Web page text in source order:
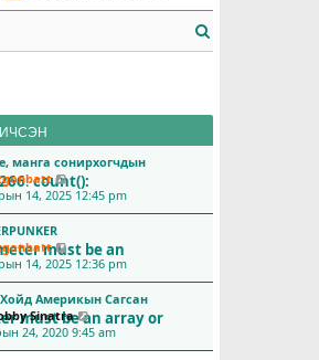
:count():
манга сонирхогчдын
С
ү
ү
и
й
н
б
и
ч
14, 2025 12:45 pm
must be an
С
ү
ү
л
и
й
н
14, 2025 12:36 pm
must be an array or
Хойд Америкын Сагсан
Sinatra
С
ү
ү
24, 2020 9:45 am